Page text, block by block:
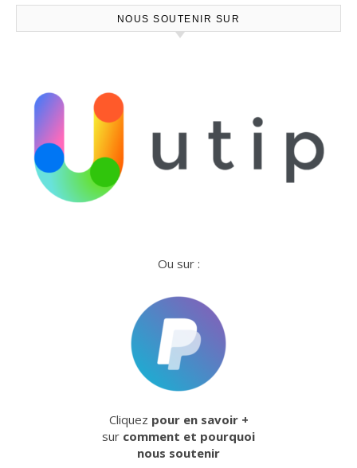
NOUS SOUTENIR SUR
Ou sur :
Cliquez pour en savoir +
sur comment et pourquoi
nous soutenir